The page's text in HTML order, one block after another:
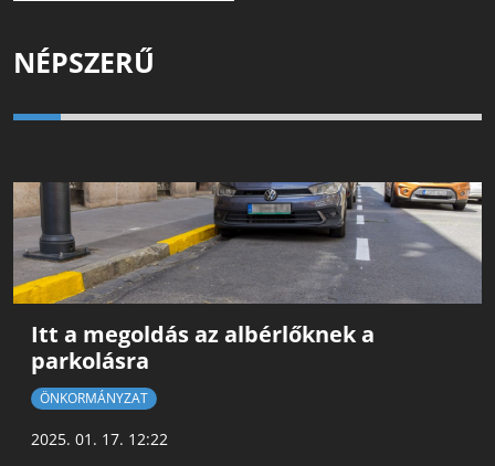
NÉPSZERŰ
Itt a megoldás az albérlőknek a
parkolásra
ÖNKORMÁNYZAT
2025. 01. 17. 12:22